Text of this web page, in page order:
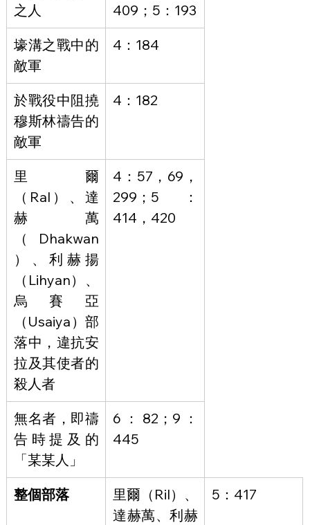
之人
409；5：193
壕溝之戰中的
敵軍
4：184
於戰役中阻撓
穆斯林禱告的
敵軍
4：182
里爾
（Ral）、達
赫萬
（Dhakwan
）、利赫揚
（Lihyan）、
烏賽亞
（Usaiya）部
落中，違抗安
拉及其使者的
殺人者
4：57，69，
299；5：
414，420
無名者，即禱
告時提及的
「某某人」
6：82；9：
445
整個部落
里爾（Ril）、
達赫萬、利赫
5：417